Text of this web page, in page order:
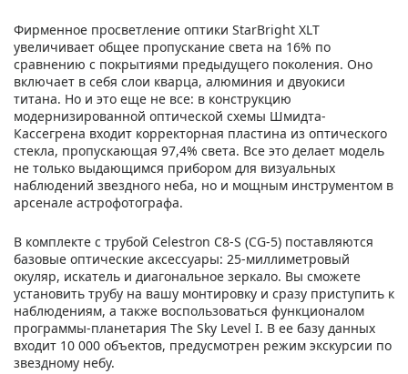
Фирменное просветление оптики StarBright XLT
увеличивает общее пропускание света на 16% по
сравнению с покрытиями предыдущего поколения. Оно
включает в себя слои кварца, алюминия и двуокиси
титана. Но и это еще не все: в конструкцию
модернизированной оптической схемы Шмидта-
Кассегрена входит корректорная пластина из оптического
стекла, пропускающая 97,4% света. Все это делает модель
не только выдающимся прибором для визуальных
наблюдений звездного неба, но и мощным инструментом в
арсенале астрофотографа.
В комплекте с трубой Celestron C8-S (CG-5) поставляются
базовые оптические аксессуары: 25-миллиметровый
окуляр, искатель и диагональное зеркало. Вы сможете
установить трубу на вашу монтировку и сразу приступить к
наблюдениям, а также воспользоваться функционалом
программы-планетария The Sky Level I. В ее базу данных
входит 10 000 объектов, предусмотрен режим экскурсии по
звездному небу.